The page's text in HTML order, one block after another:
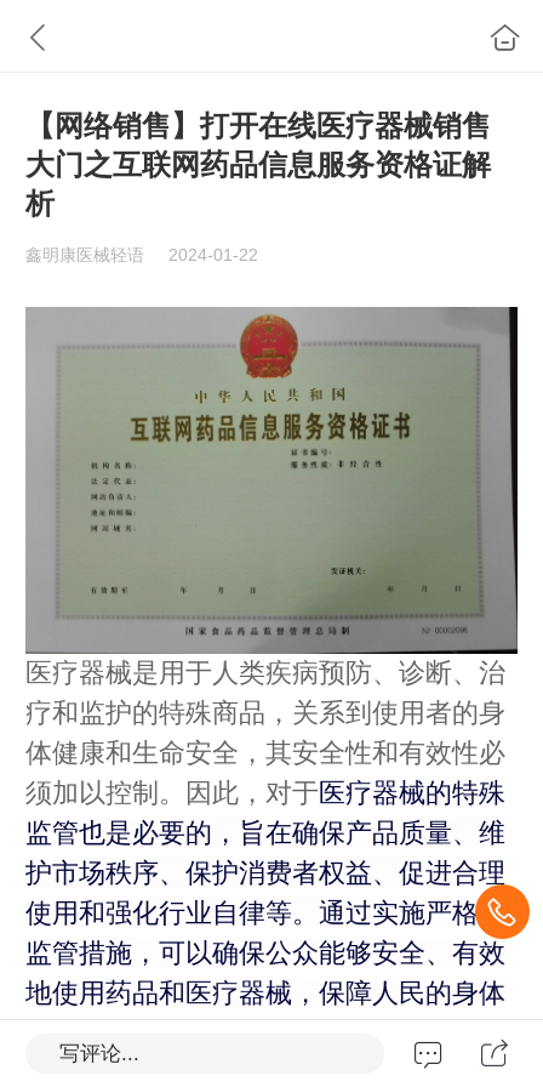
【网络销售】打开在线医疗器械销售
大门之互联网药品信息服务资格证解
析
鑫明康医械轻语 2024-01-22
医疗器械是用于人类疾病预防、诊断、治
疗和监护的特殊商品，关系到使用者的身
体健康和生命安全，其安全性和有效性必
须加以控制。因此，对于医疗器械的特殊
监管也是必要的，旨在确保产品质量、维
护市场秩序、保护消费者权益、促进合理
使用和强化行业自律等。通过实施严格的
监管措施，可以确保公众能够安全、有效
地使用药品和医疗器械，保障人民的身体
写评论...